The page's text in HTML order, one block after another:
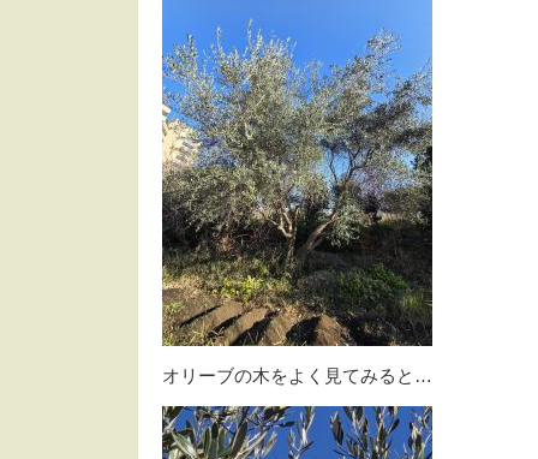
オリーブの木をよく見てみると…